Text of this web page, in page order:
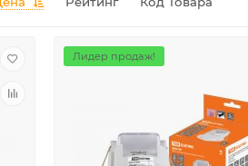
Лидер продаж!